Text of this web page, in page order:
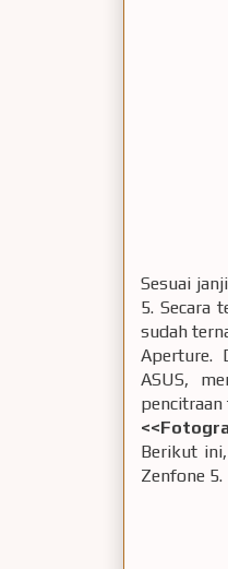
Sesuai
5. Secara
sudah
Aperture.
ASUS,
Berikut
Zenfone 5.